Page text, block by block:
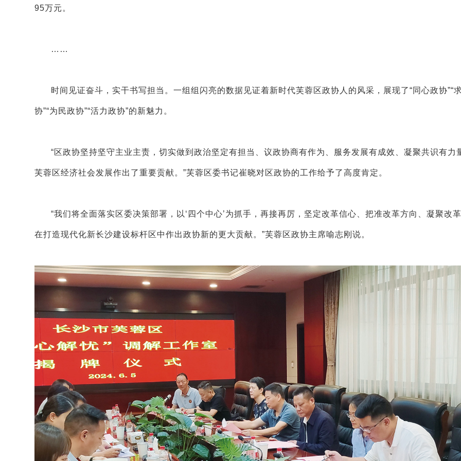
95万元。
……
时间见证奋斗，实干书写担当。一组组闪亮的数据见证着新时代芙蓉区政协人的风采，展现了“同心政协”“
协”“为民政协”“活力政协”的新魅力。
“区政协坚持坚守主业主责，切实做到政治坚定有担当、议政协商有作为、服务发展有成效、凝聚共识有力
芙蓉区经济社会发展作出了重要贡献。”芙蓉区委书记崔晓对区政协的工作给予了高度肯定。
“我们将全面落实区委决策部署，以‘四个中心’为抓手，再接再厉，坚定改革信心、把准改革方向、凝聚改革
在打造现代化新长沙建设标杆区中作出政协新的更大贡献。”芙蓉区政协主席喻志刚说。